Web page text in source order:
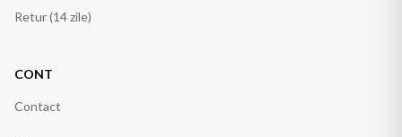
Retur (14 zile)
CONT
Contact